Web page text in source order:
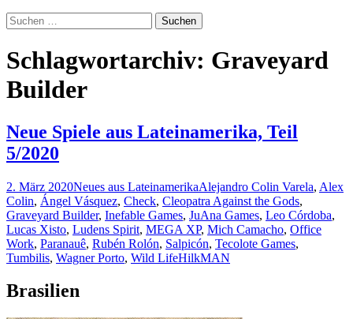
Suchen
nach:
Schlagwortarchiv: Graveyard
Builder
Neue Spiele aus Lateinamerika, Teil
5/2020
2. März 2020Neues aus LateinamerikaAlejandro Colin Varela, Alex
Colin, Ángel Vásquez, Check, Cleopatra Against the Gods,
Graveyard Builder, Inefable Games, JuAna Games, Leo Córdoba,
Lucas Xisto, Ludens Spirit, MEGA XP, Mich Camacho, Office
Work, Paranauê, Rubén Rolón, Salpicón, Tecolote Games,
Tumbilis, Wagner Porto, Wild LifeHilkMAN
Brasilien